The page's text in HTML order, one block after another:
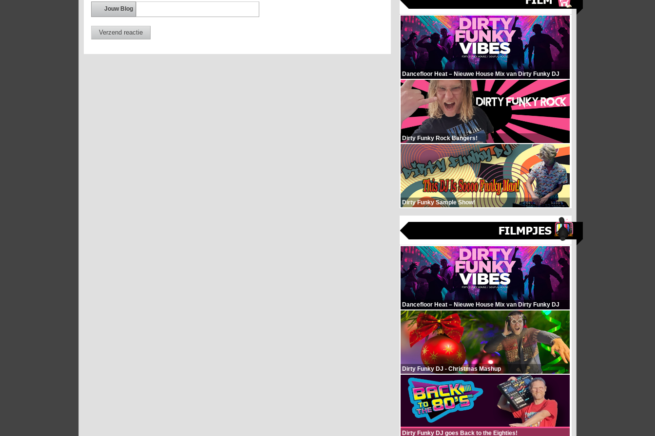
Jouw Blog
Dancefloor Heat – Nieuwe House Mix van Dirty Funky DJ
Dirty Funky Rock Bangers!
Dirty Funky Sample Show!
Dancefloor Heat – Nieuwe House Mix van Dirty Funky DJ
Dirty Funky DJ - Christmas Mashup
Dirty Funky DJ goes Back to the Eighties!